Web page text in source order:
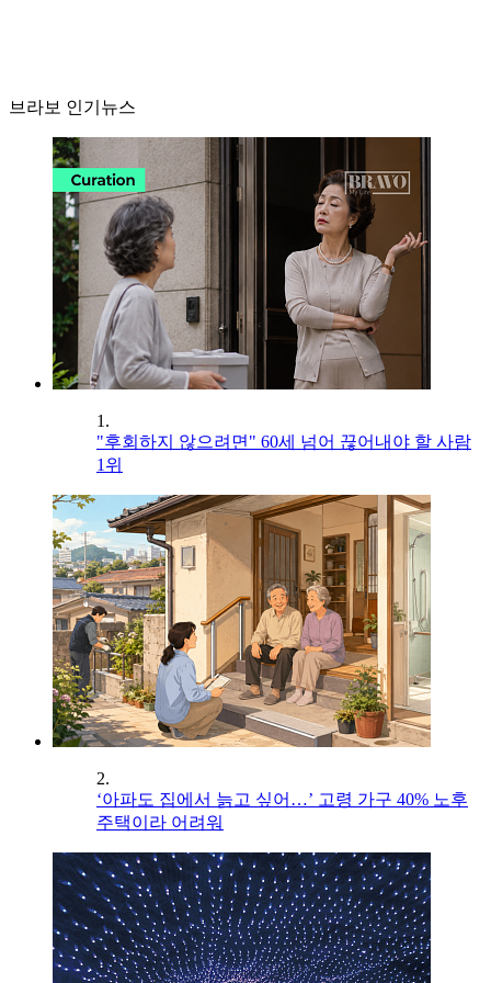
브라보 인기뉴스
1.
"후회하지 않으려면" 60세 넘어 끊어내야 할 사람
1위
2.
‘아파도 집에서 늙고 싶어…’ 고령 가구 40% 노후
주택이라 어려워